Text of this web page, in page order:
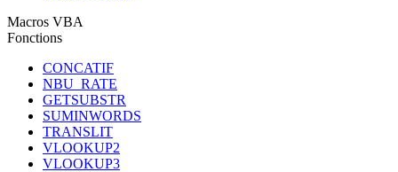
Macros VBA
Fonctions
CONCATIF
NBU_RATE
GETSUBSTR
SUMINWORDS
TRANSLIT
VLOOKUP2
VLOOKUP3